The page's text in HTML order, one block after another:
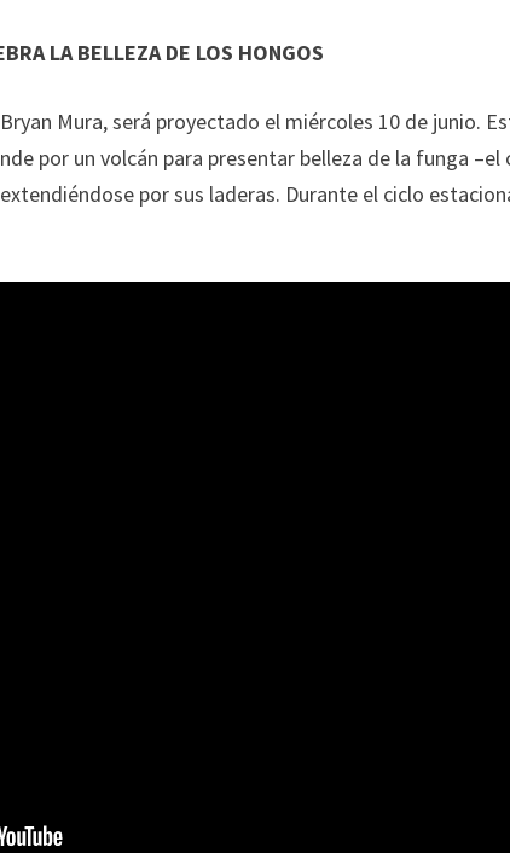
LA BELLEZA DE LOS HONGOS
Mura, será proyectado el miércoles 10 de junio.
por un volcán para presentar belleza de la funga
por sus laderas. Durante el ciclo